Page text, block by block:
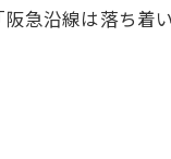
急沿線は落ち着